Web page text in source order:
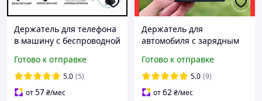
Держатель для телефона
в машину с беспроводной
на торпеду и решетку
Готово к отправке
5.0 (5)
от57₴/мес
Держатель для
автомобиля с зарядным
телефона в машину с
беспроводной зарядкой
А18
Готово к отправке
5.0 (9)
от62₴/мес